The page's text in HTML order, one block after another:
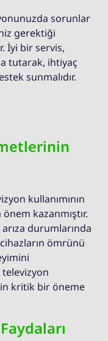
sorunlar
gerektiği
İyi bir servis,
tutarak, ihtiyaç
sunmalıdır.
kullanımının
kazanmıştır.
durumlarında
ömrünü
televizyon
kritik bir öneme